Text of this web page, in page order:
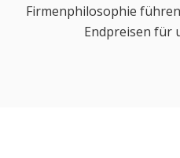
Firmenphilosophie
Endpreisen für